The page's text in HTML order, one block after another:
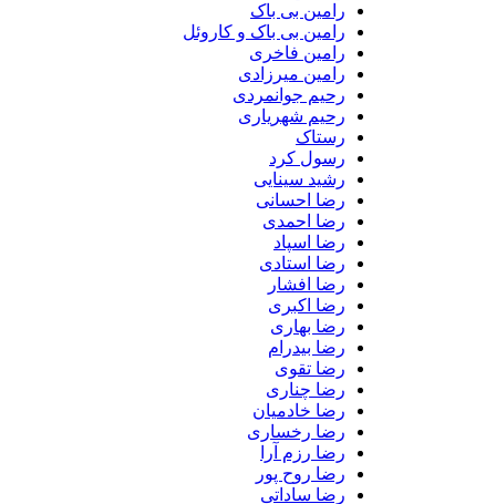
رامین بی باک
رامین بی باک و کاروئل
رامین فاخری
رامین میرزادی
رحیم جوانمردی
رحیم شهریاری
رستاک
رسول کرد
رشید سینایی
رضا احسانی
رضا احمدی
رضا اسپاد
رضا استادی
رضا افشار
رضا اکبری
رضا بهاری
رضا بیدرام
رضا تقوی
رضا چناری
رضا خادمیان
رضا رخساری
رضا رزم آرا
رضا روح پور
رضا ساداتی